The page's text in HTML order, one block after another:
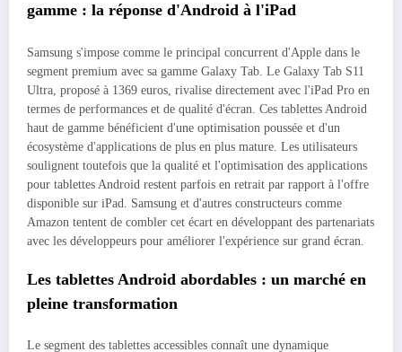
gamme : la réponse d'Android à l'iPad
Samsung s'impose comme le principal concurrent d'Apple dans le
segment premium avec sa gamme Galaxy Tab. Le Galaxy Tab S11
Ultra, proposé à 1369 euros, rivalise directement avec l'iPad Pro en
termes de performances et de qualité d'écran. Ces tablettes Android
haut de gamme bénéficient d'une optimisation poussée et d'un
écosystème d'applications de plus en plus mature. Les utilisateurs
soulignent toutefois que la qualité et l'optimisation des applications
pour tablettes Android restent parfois en retrait par rapport à l'offre
disponible sur iPad. Samsung et d'autres constructeurs comme
Amazon tentent de combler cet écart en développant des partenariats
avec les développeurs pour améliorer l'expérience sur grand écran.
Les tablettes Android abordables : un marché en
pleine transformation
Le segment des tablettes accessibles connaît une dynamique